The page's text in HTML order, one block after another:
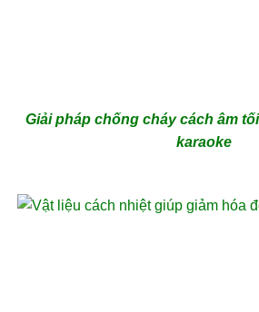
Giải pháp chống cháy cách âm
karaoke